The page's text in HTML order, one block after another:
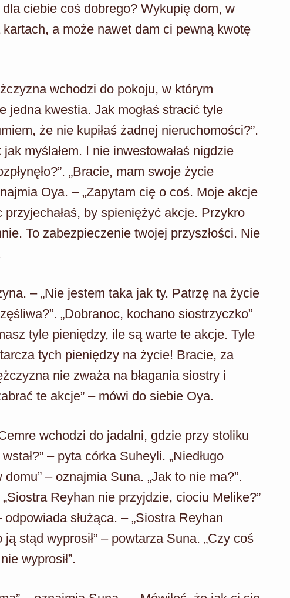
ciebie coś dobrego? Wykupię dom, w
a może nawet dam ci pewną kwotę
wchodzi do pokoju, w którym
jedna kwestia. Jak mogłaś stracić tyle
że nie kupiłaś żadnej nieruchomości?”.
myślałem. I nie inwestowałaś nigdzie
„Bracie, mam swoje życie
Oya. – „Zapytam cię o coś. Moje akcje
by spieniężyć akcje. Przykro
To zabezpieczenie twojej przyszłości. Nie
– „Nie jestem taka jak ty. Patrzę na życie
„Dobranoc, kochano siostrzyczko”
tyle pieniędzy, ile są warte te akcje. Tyle
tych pieniędzy na życie! Bracie, za
nie zważa na błagania siostry i
te akcje” – mówi do siebie Oya.
wchodzi do jadalni, gdzie przy stoliku
– pyta córka Suheyli. „Niedługo
– oznajmia Suna. „Jak to nie ma?”.
Reyhan nie przyjdzie, ciociu Melike?”
służąca. – „Siostra Reyhan
stąd wyprosił” – powtarza Suna. „Czy coś
wyprosił”.